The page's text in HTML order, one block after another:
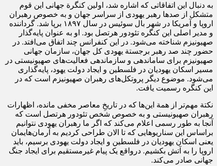
به دنبال این اتفاقاتی که اشاره شد، اولین کنگرة جهانی این قوم
متشکل از صد‌ها رهبر یهودی از سراسر جهان و به خصوص رهبران
اروپا و آمریکا در شهر بال سوئیس در سال ۱۸۹۷ برپا شد. گرداننده
و مدیر اصلی این کنگره تئودور هرتصل بود. او به عنوان پایه‌گذار
صهیونیزم شناخته می‌شود. در این کنفرانس چند اتفاق می‌افتد. در
حضور چند صد رهبر برجستة یهودی کل جهان، سازمان جهانی
صهیونیزم برای ساماندهی و سازماندهی فعالیت‌های صهیونیستی در
مسیر اسکان یهودیان در فلسطین و ایجاد دولت یهود، پایه‌گذاری
می‌شود. موضوع دیگر پروتکل‌های رهبران صهیونیزم است که در
این کنگره رسمیت یافت.
نکتة مهم‌تر از همة این‌ها که در تاریخِ معاصر مخفی مانده، اظهارات
رهبران صهیونیستی و به خصوص شخص تئودور هرتصل است که
آنجا به طور رسمی اعلام می‌کند که اگر ما رهبران یهودی نتوانیم
براساس این سناریو‌هایی که تا الان طراحی کردیم به آرمان‌هایمان
یعنی اسکان یهودیان در فلسطین و ایجاد دولت یهودی برسیم، باید
اروپا را به آتش بکشیم. درواقع یک پیام غیرمستقیم برای ایجاد جنگ
جهانی صادر می‌کند.